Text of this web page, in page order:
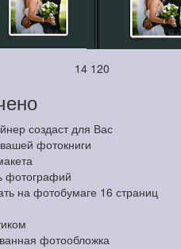
14 120
создаст для Вас
фотокниги
фотографий
на фотобумаге 16 страниц
фотообложка